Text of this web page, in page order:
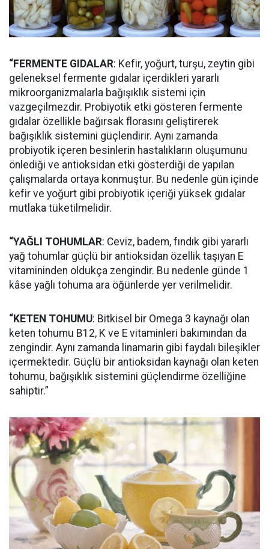
“FERMENTE GIDALAR: Kefir, yoğurt, turşu, zeytin gibi
geleneksel fermente gıdalar içerdikleri yararlı
mikroorganizmalarla bağışıklık sistemi için
vazgeçilmezdir. Probiyotik etki gösteren fermente
gıdalar özellikle bağırsak florasını geliştirerek
bağışıklık sistemini güçlendirir. Aynı zamanda
probiyotik içeren besinlerin hastalıkların oluşumunu
önlediği ve antioksidan etki gösterdiği de yapılan
çalışmalarda ortaya konmuştur. Bu nedenle gün içinde
kefir ve yoğurt gibi probiyotik içeriği yüksek gıdalar
mutlaka tüketilmelidir.
“YAĞLI TOHUMLAR: Ceviz, badem, fındık gibi yararlı
yağ tohumlar güçlü bir antioksidan özellik taşıyan E
vitamininden oldukça zengindir. Bu nedenle günde 1
kâse yağlı tohuma ara öğünlerde yer verilmelidir.
“KETEN TOHUMU: Bitkisel bir Omega 3 kaynağı olan
keten tohumu B12, K ve E vitaminleri bakımından da
zengindir. Aynı zamanda linamarin gibi faydalı bileşikler
içermektedir. Güçlü bir antioksidan kaynağı olan keten
tohumu, bağışıklık sistemini güçlendirme özelliğine
sahiptir.”